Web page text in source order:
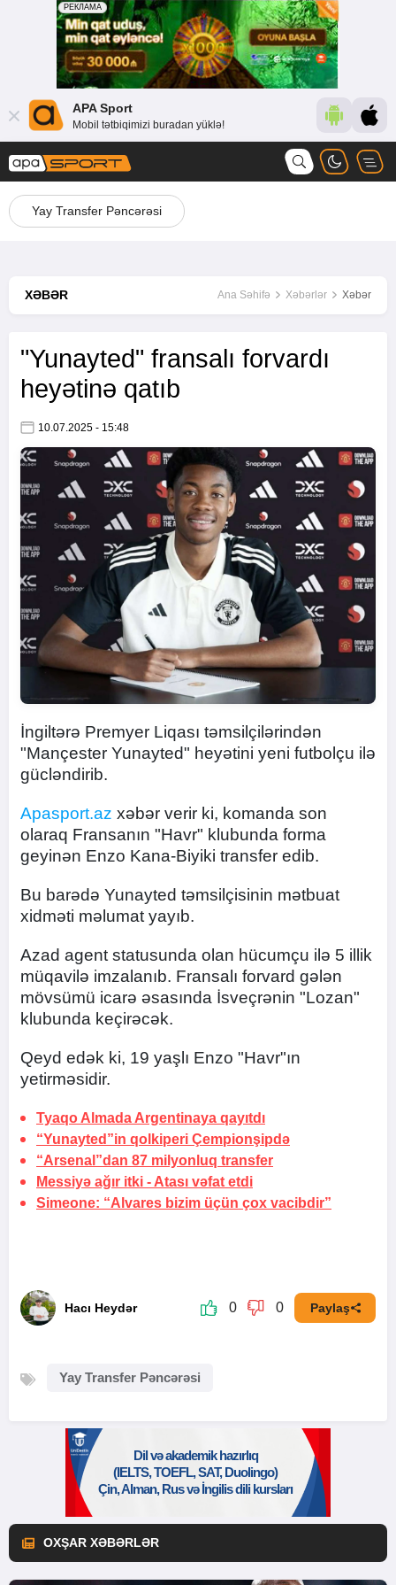
APA Sport
Mobil tətbiqimizi buradan yüklə!
Yay Transfer Pəncərəsi
XƏBƏR Ana Səhifə Xəbərlər Xəbər
"Yunayted" fransalı forvardı
heyətinə qatıb
10.07.2025 - 15:48
İngiltərə Premyer Liqası təmsilçilərindən
"Mançester Yunayted" heyətini yeni futbolçu ilə
gücləndirib.
Apasport.az xəbər verir ki, komanda son
olaraq Fransanın "Havr" klubunda forma
geyinən Enzo Kana-Biyiki transfer edib.
Bu barədə Yunayted təmsilçisinin mətbuat
xidməti məlumat yayıb.
Azad agent statusunda olan hücumçu ilə 5 illik
müqavilə imzalanıb. Fransalı forvard gələn
mövsümü icarə əsasında İsveçrənin "Lozan"
klubunda keçirəcək.
Qeyd edək ki, 19 yaşlı Enzo "Havr"ın
yetirməsidir.
Tyaqo Almada Argentinaya qayıtdı
“Yunayted”in qolkiperi Çempionşipdə
“Arsenal”dan 87 milyonluq transfer
Messiyə ağır itki - Atası vəfat etdi
Simeone: “Alvares bizim üçün çox vacibdir”
Hacı Heydər 0 0 Paylaş
Yay Transfer Pəncərəsi
OXŞAR XƏBƏRLƏR